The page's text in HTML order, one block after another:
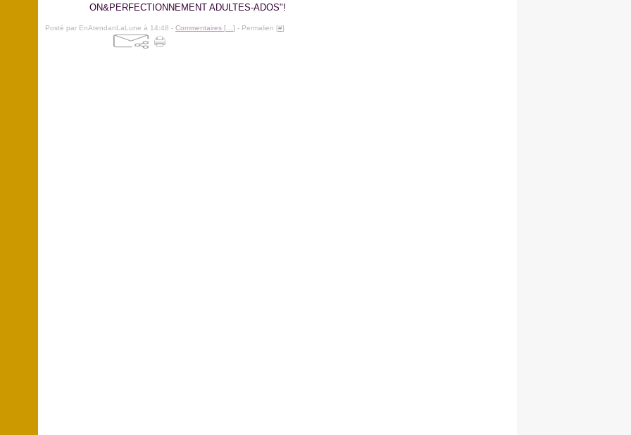
ON&PERFECTIONNEMENT ADULTES-ADOS"!
Posté par EnAtendanLaLune à 14:48 - Commentaires [ ] - Permalien [#]